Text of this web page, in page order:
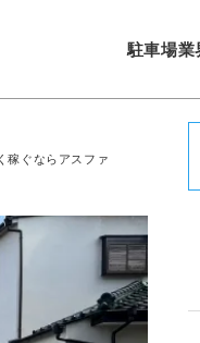
駐車場業
稼ぐならアスファ